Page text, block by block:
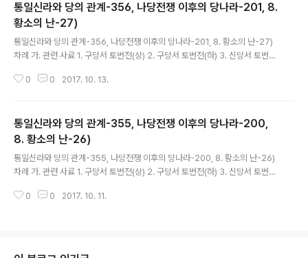
통일신라와 당의 관계-356, 나당전쟁 이후의 당나라-201, 8.
황소의 난-27)
통일신라와 당의 관계-356, 나당전쟁 이후의 당나라-201, 8. 황소의 난-27)
차례 가. 관련 사료 1. 구당서 토번전(상) 2. 구당서 토번전(하) 3. 신당서 토번전
구당서 거란전 9. 신당서 거란전 10. 구당서 발해전 11. 신당서..
0 0 2017. 10. 13.
통일신라와 당의 관계-355, 나당전쟁 이후의 당나라-200,
8. 황소의 난-26)
통일신라와 당의 관계-355, 나당전쟁 이후의 당나라-200, 8. 황소의 난-26)
차례 가. 관련 사료 1. 구당서 토번전(상) 2. 구당서 토번전(하) 3. 신당서 토번전
구당서 거란전 9. 신당서 거란전 10. 구당서 발해전 11. 신당서..
0 0 2017. 10. 11.